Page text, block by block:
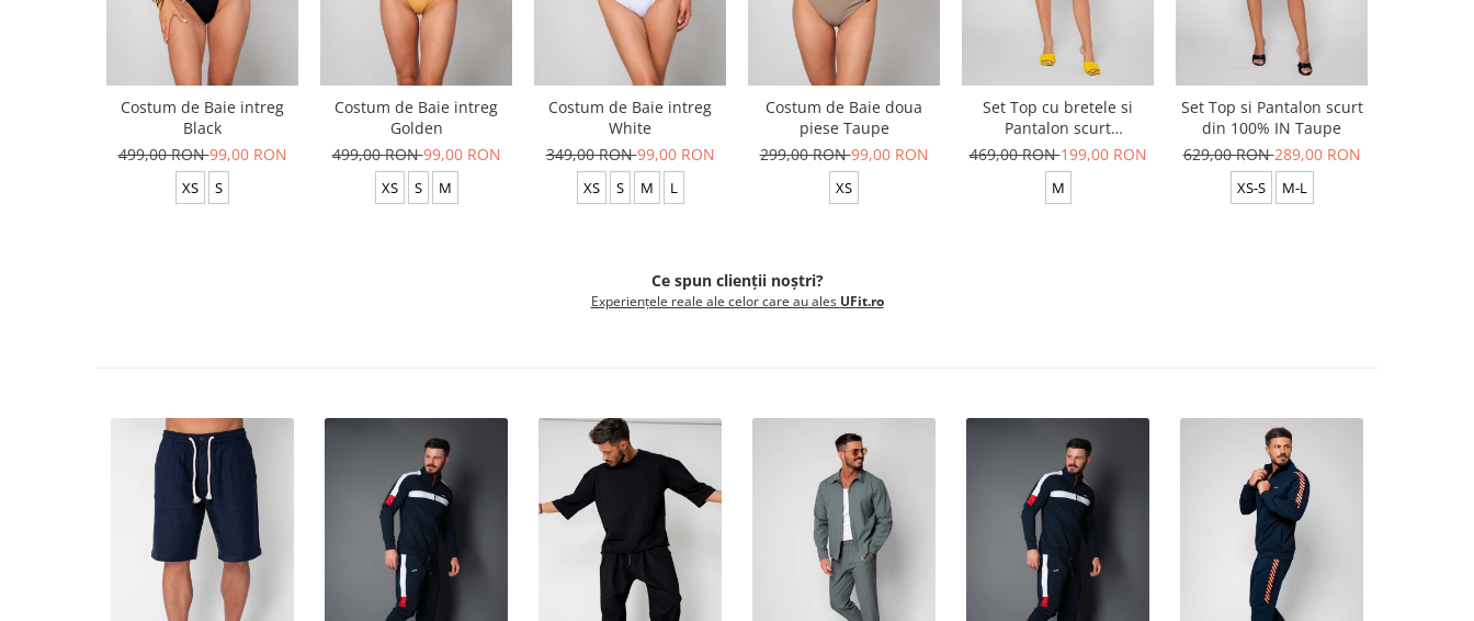
Costum de Baie intreg
Black
499,00 RON99,00 RON
XS S
Costum de Baie intreg
Golden
499,00 RON99,00 RON
XS S M
Costum de Baie intreg
White
349,00 RON99,00 RON
XS S M L
Costum de Baie doua
piese Taupe
299,00 RON99,00 RON
XS
Set Top cu bretele si
Pantalon scurt
Yellow/White
469,00 RON199,00 RON
M
Set Top si Pantalon scurt
din 100% IN Taupe
629,00 RON289,00 RON
XS-S M-L
Ce spun clienții noștri?
Experiențele reale ale celor care au ales UFit.ro